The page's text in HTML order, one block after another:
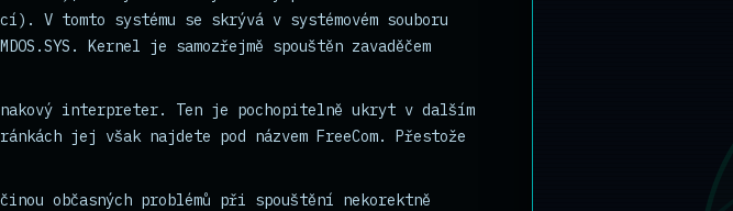
V tomto systému se skrývá v systémovém souboru
Kernel je samozřejmě spouštěn zavaděčem
interpreter. Ten je pochopitelně ukryt v dalším
jej však najdete pod názvem FreeCom. Přestože
občasných problémů při spouštění nekorektně